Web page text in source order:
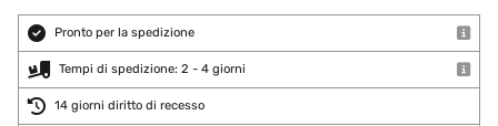
Pronto per la spedizione
Tempi di spedizione: 2 - 4 giorni
14 giorni diritto di recesso